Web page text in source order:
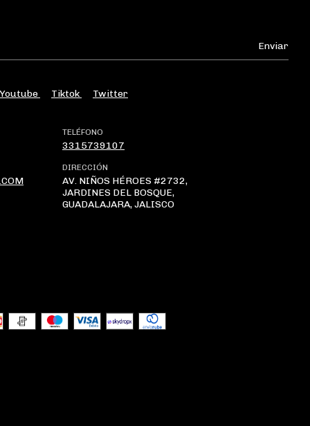
Youtube Tiktok Twitter
TELÉFONO
3315739107
DIRECCIÓN
AV. NIÑOS HÉROES #2732,
JARDINES DEL BOSQUE,
GUADALAJARA, JALISCO